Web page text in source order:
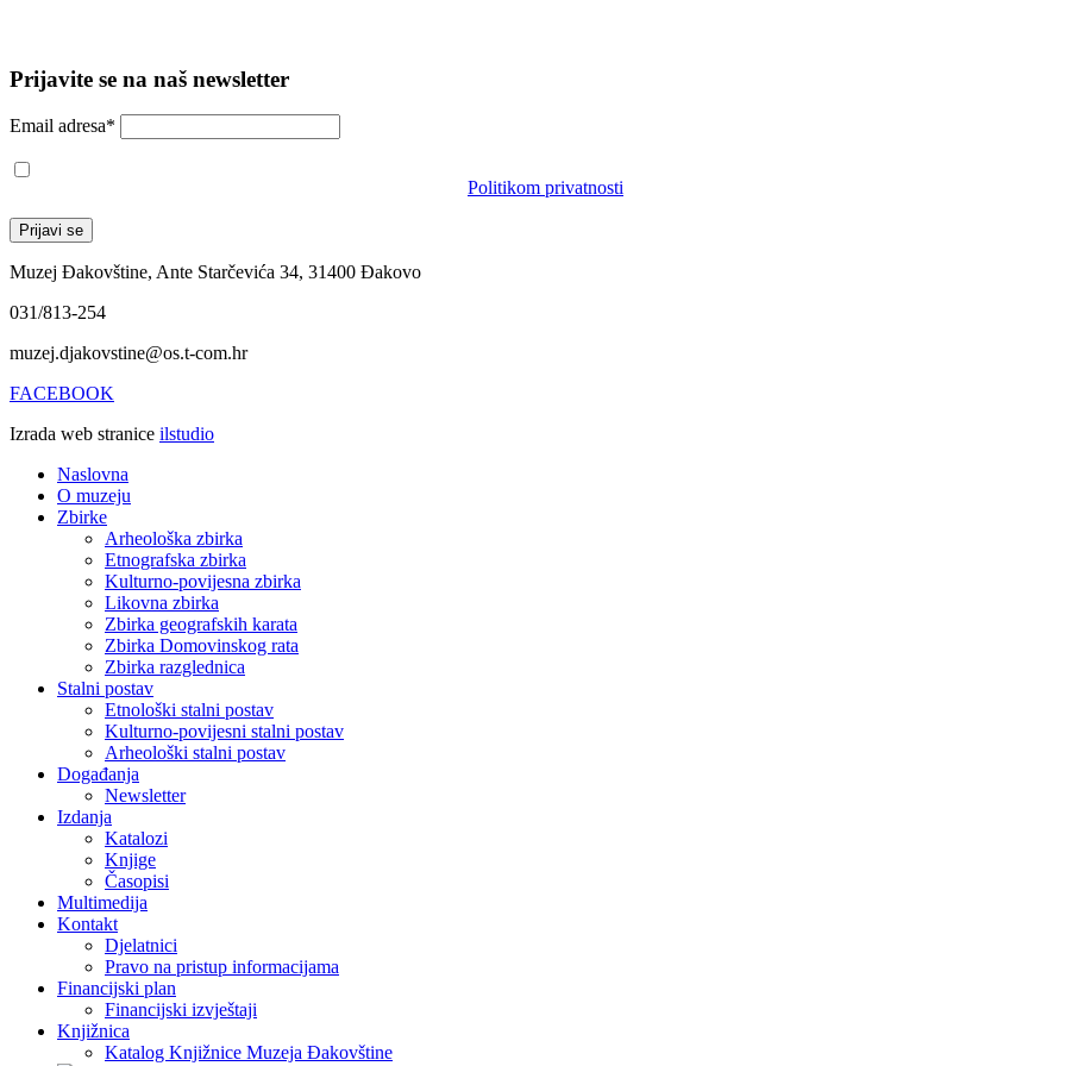
Prijavite se na naš newsletter
Email adresa*
Politikom privatnosti
Muzej Đakovštine, Ante Starčevića 34, 31400 Đakovo
031/813-254
muzej.djakovstine@os.t-com.hr
FACEBOOK
Izrada web stranice ilstudio
Naslovna
O muzeju
Zbirke
Arheološka zbirka
Etnografska zbirka
Kulturno-povijesna zbirka
Likovna zbirka
Zbirka geografskih karata
Zbirka Domovinskog rata
Zbirka razglednica
Stalni postav
Etnološki stalni postav
Kulturno-povijesni stalni postav
Arheološki stalni postav
Događanja
Newsletter
Izdanja
Katalozi
Knjige
Časopisi
Multimedija
Kontakt
Djelatnici
Pravo na pristup informacijama
Financijski plan
Financijski izvještaji
Knjižnica
Katalog Knjižnice Muzeja Đakovštine